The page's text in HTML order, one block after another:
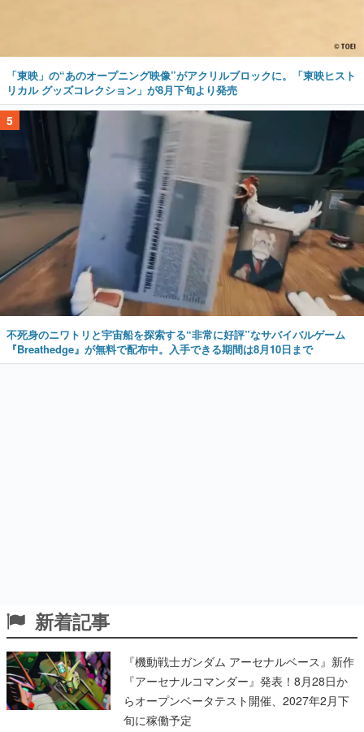
「東映」の“あのオープニング映像”がアクリルブロックに。「東映ヒスト
リカル グッズコレクション」が8月下旬より発売
5
不死身のニワトリと宇宙船を探索する“非常に好評”なサバイバルゲーム
『Breathedge』が無料で配布中。入手できる期間は8月10日まで
新着記事
『機動戦士ガンダム アーセナルベース』新作
『アーセナルコマンダー』発表！8月28日か
らオープンベータテスト開催、2027年2月下
旬に稼働予定